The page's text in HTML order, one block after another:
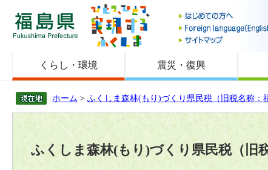
福島県
くらし・環境 震災・復興
ホーム > ふくしま森林(もり)づくり県民税（旧税名称：
ふくしま森林(もり)づくり県民税（旧